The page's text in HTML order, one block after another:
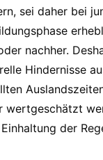
sei daher bei
nachher.
Hindernisse
wertgeschätzt
der